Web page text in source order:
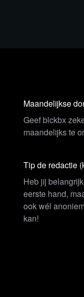
Maandelijkse
Geef blckbx
maandelijks te
Tip de redactie
Heb jij
eerste hand,
ook wél
kan!